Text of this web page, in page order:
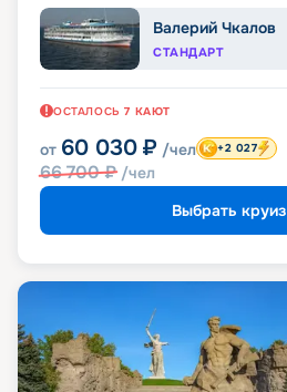
Валерий Чкалов
СТАНДАРТ
ОСТАЛОСЬ 7 КАЮТ
от 60 030 ₽ /чел
66 700₽ /чел
+2 027
Выбрать круиз